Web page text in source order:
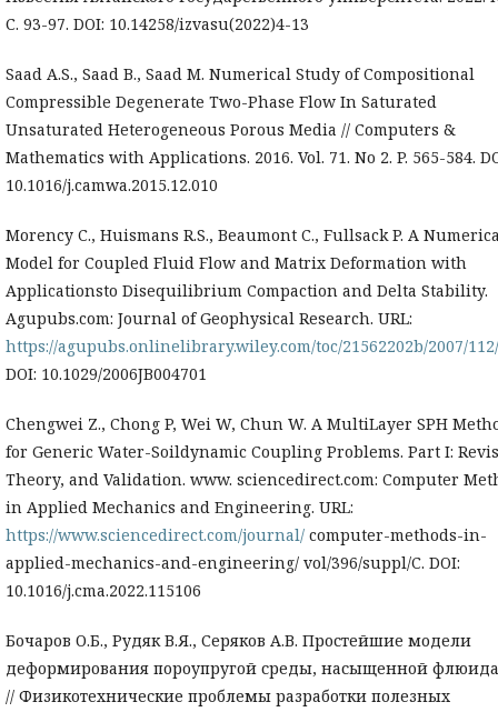
С. 93-97. DOI: 10.14258/izvasu(2022)4-13
Saad A.S., Saad B., Saad M. Numerical Study of Compositional
Compressible Degenerate Two-Phase Flow In Saturated
Unsaturated Heterogeneous Porous Media // Computers &
Mathematics with Applications. 2016. Vol. 71. No 2. P. 565-584.
10.1016/j.camwa.2015.12.010
Morency C., Huismans R.S., Beaumont C., Fullsack P. A
Model for Coupled Fluid Flow and Matrix Deformation with
Applicationsto Disequilibrium Compaction and Delta Stability.
Agupubs.com: Journal of Geophysical Research. URL:
https://agupubs.onlinelibrary.wiley.com/toc/21562202b/2007/
DOI: 10.1029/2006JB004701
Chengwei Z., Chong P, Wei W, Chun W. A MultiLayer SPH
for Generic Water-Soildynamic Coupling Problems. Part I:
Theory, and Validation. www. sciencedirect.com: Computer
in Applied Mechanics and Engineering. URL:
https://www.sciencedirect.com/journal/ computer-methods-in-
applied-mechanics-and-engineering/ vol/396/suppl/C. DOI:
10.1016/j.cma.2022.115106
Бочаров О.Б., Рудяк В.Я., Серяков А.В. Простейшие модели
деформирования пороупругой среды, насыщенной
// Физикотехнические проблемы разработки полезных